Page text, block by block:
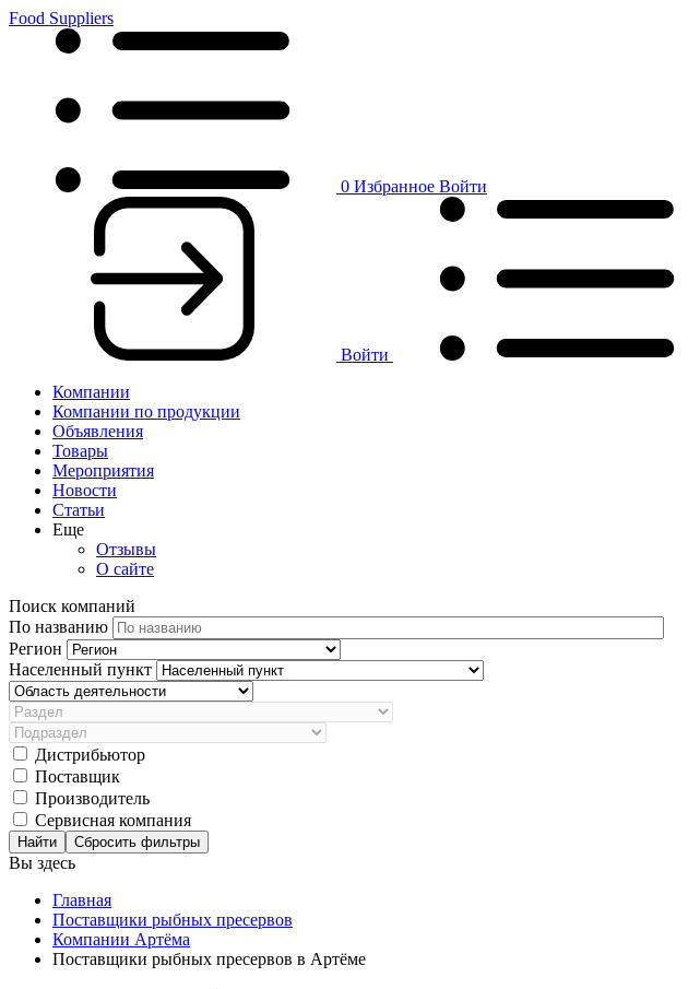
Food Suppliers
0 Избранное Войти
Войти
Компании
Компании по продукции
Объявления
Товары
Мероприятия
Новости
Статьи
Еще
Отзывы
О сайте
Поиск компаний
По названию
Регион
Населенный пункт
Дистрибьютор
Поставщик
Производитель
Сервисная компания
Сбросить фильтры
Вы здесь
Главная
Поставщики рыбных пресервов
Компании Артёма
Поставщики рыбных пресервов в Артёме